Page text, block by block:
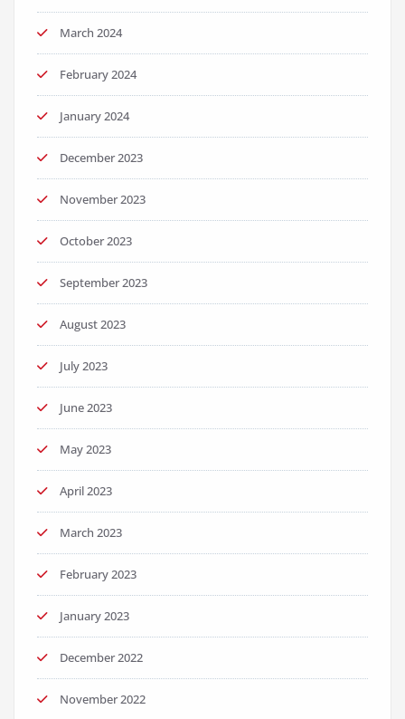
March 2024
February 2024
January 2024
December 2023
November 2023
October 2023
September 2023
August 2023
July 2023
June 2023
May 2023
April 2023
March 2023
February 2023
January 2023
December 2022
November 2022